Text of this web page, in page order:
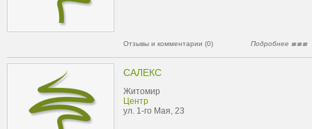
Отзывы и комментарии (0) Подробнее
САЛЕКС
Житомир
Центр
ул. 1-го Мая, 23